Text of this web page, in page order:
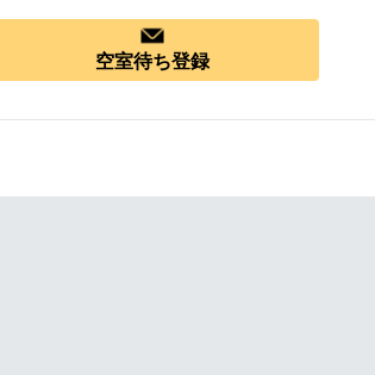
空室待ち登録